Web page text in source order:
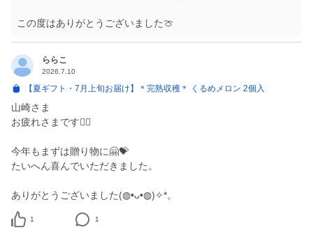
この度はありがとうございました🍈
ららこ
2026.7.10
【夏ギフト・7月上旬お届け】＊完熟収穫＊ くるめメロン 2個入
山崎さま
お疲れさまです🙂‍↕️
今年もまずは贈り物に🤗💝
たいへん喜んでいただきました。
ありがとうございました(⁠◍⁠•⁠ᴗ⁠•⁠◍⁠)⁠✧⁠*⁠。
1 1